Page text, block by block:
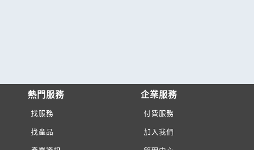
熱門服務
找服務
找產品
企業服務
付費服務
加入我們